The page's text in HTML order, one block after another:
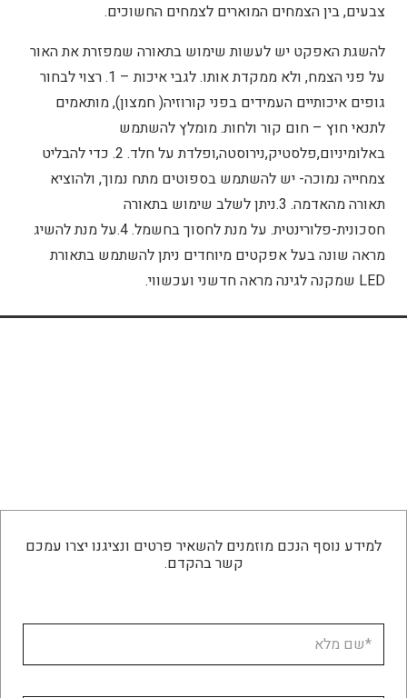
צבעים, בין הצמחים המוארים לצמחים החשוכים.
להשגת האפקט יש לעשות שימוש בתאורה שמפזרת את האור
על פני הצמח, ולא ממקדת אותו. לגבי איכות – 1. רצוי לבחור
גופים איכותיים העמידים בפני קורוזיה( חמצון), מותאמים
לתנאי חוץ – חום קור ולחות. מומלץ להשתמש
באלומיניום,פלסטיק,נירוסטה,ופלדת על חלד. 2. כדי להבליט
צמחייה נמוכה- יש להשתמש בספוטים מתח נמוך, ולהוציא
תאורה מהאדמה. 3.ניתן לשלב שימוש בתאורה
חסכונית-פלורינטית. על מנת לחסוך בחשמל. 4.על מנת להשיג
מראה שונה בעל אפקטים מיוחדים ניתן להשתמש בתאורת
LED שמקנה לגינה מראה חדשני ועכשווי.
למידע נוסף הנכם מוזמנים להשאיר פרטים ונציגנו יצרו עמכם
קשר בהקדם.